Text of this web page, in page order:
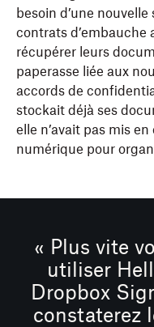
besoin d’une
contrats d’embauche
récupérer leurs
paperasse liée aux
accords de
stockait déjà ses
elle n’avait pas mis
numérique pour
« Plus vite
utiliser
Dropbox
constaterez